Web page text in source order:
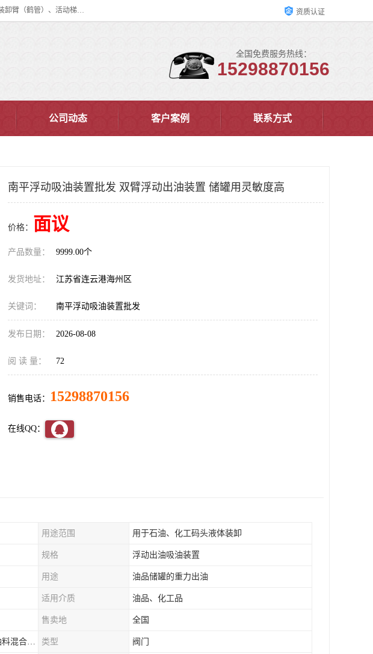
连云港华德石油化工机械有限公司（原连云港石油化工机械总厂），始创于1982年，是从事码头船用流体装卸臂、陆用流体装卸臂（鹤管）、活动梯、钢构平台、定量装车系统等全系列流体装卸设备的设计、制造、销售以及服务的专业供应商。 资质认证
全国免费服务热线：
15298870156
公司动态 客户案例 联系方式
南平浮动吸油装置批发 双臂浮动出油装置 储罐用灵敏度高
价格： 面议
产品数量： 9999.00个
发货地址： 江苏省连云港海州区
关键词： 南平浮动吸油装置批发
发布日期： 2026-08-08
阅 读 量： 72
销售电话： 15298870156
在线QQ：
用途范围 用于石油、化工码头液体装卸
规格 浮动出油吸油装置
用途 油品储罐的重力出油
适用介质 油品、化工品
售卖地 全国
来防止罐底污水及化学、机械杂质与油料混合出罐，进而保证油罐向外供油的纯净度。 类型 阀门